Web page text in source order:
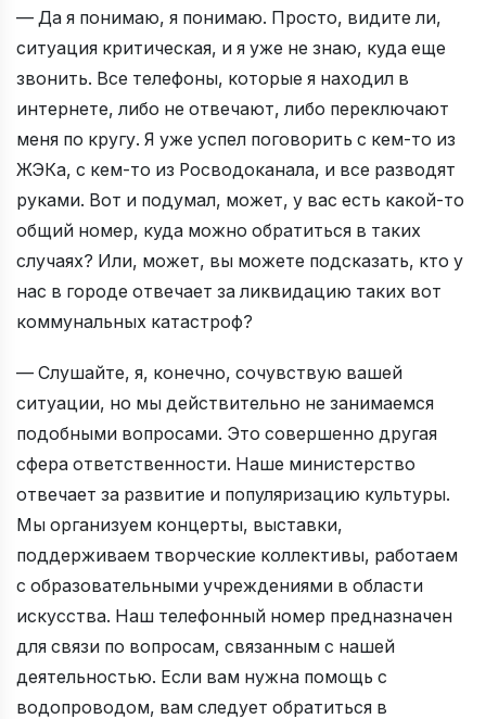
— Да я понимаю, я понимаю. Просто, видите ли,
ситуация критическая, и я уже не знаю, куда еще
звонить. Все телефоны, которые я находил в
интернете, либо не отвечают, либо переключают
меня по кругу. Я уже успел поговорить с кем-то из
ЖЭКа, с кем-то из Росводоканала, и все разводят
руками. Вот и подумал, может, у вас есть какой-то
общий номер, куда можно обратиться в таких
случаях? Или, может, вы можете подсказать, кто у
нас в городе отвечает за ликвидацию таких вот
коммунальных катастроф?
— Слушайте, я, конечно, сочувствую вашей
ситуации, но мы действительно не занимаемся
подобными вопросами. Это совершенно другая
сфера ответственности. Наше министерство
отвечает за развитие и популяризацию культуры.
Мы организуем концерты, выставки,
поддерживаем творческие коллективы, работаем
с образовательными учреждениями в области
искусства. Наш телефонный номер предназначен
для связи по вопросам, связанным с нашей
деятельностью. Если вам нужна помощь с
водопроводом, вам следует обратиться в